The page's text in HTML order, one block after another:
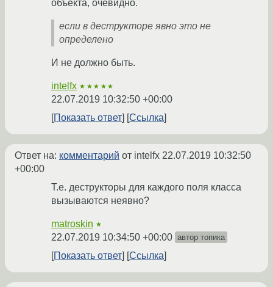
объекта, очевидно.
если в деструкторе явно это не
определено
И не должно быть.
intelfx ★★★★★
22.07.2019 10:32:50 +00:00
Показать ответ
Ссылка
Ответ на: комментарий от intelfx 22.07.2019 10:32:50
+00:00
Т.е. деструкторы для каждого поля класса
вызываются неявно?
matroskin ★
22.07.2019 10:34:50 +00:00 автор топика
Показать ответ Ссылка